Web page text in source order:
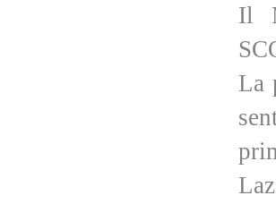
Il
La